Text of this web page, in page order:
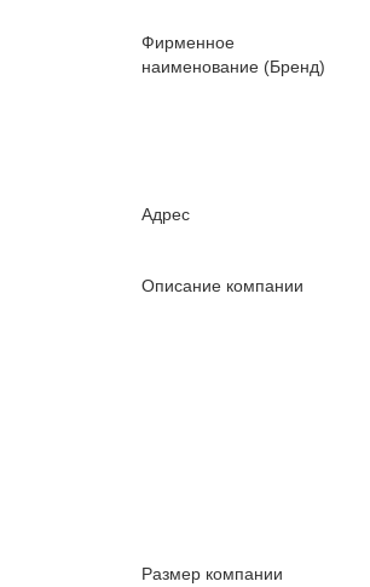
Фирменное
наименование (Бренд)
Адрес
Описание компании
Размер компании